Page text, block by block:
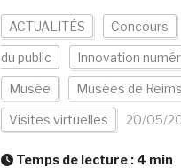
ACTUALITÉS Concours
du public Innovation
Musée Musées de Reims
Visites virtuelles 20/05/
Temps de lecture : 4 min